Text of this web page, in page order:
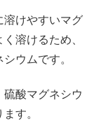
溶けやすいマグ
溶けるため、
ウムです。
酸マグネシウ
す。